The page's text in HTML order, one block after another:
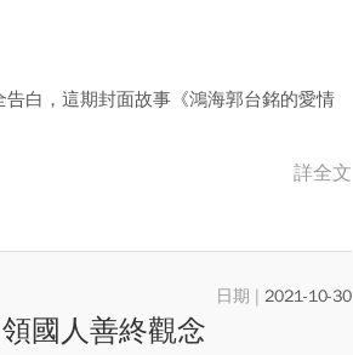
白，這期封面故事《鴻海郭台銘的愛情
詳全文
2021-10-30
國人善終觀念